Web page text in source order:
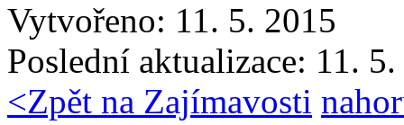
Vytvořeno: 11. 5. 2015
Poslední aktualizace: 11.
<Zpět na Zajímavosti